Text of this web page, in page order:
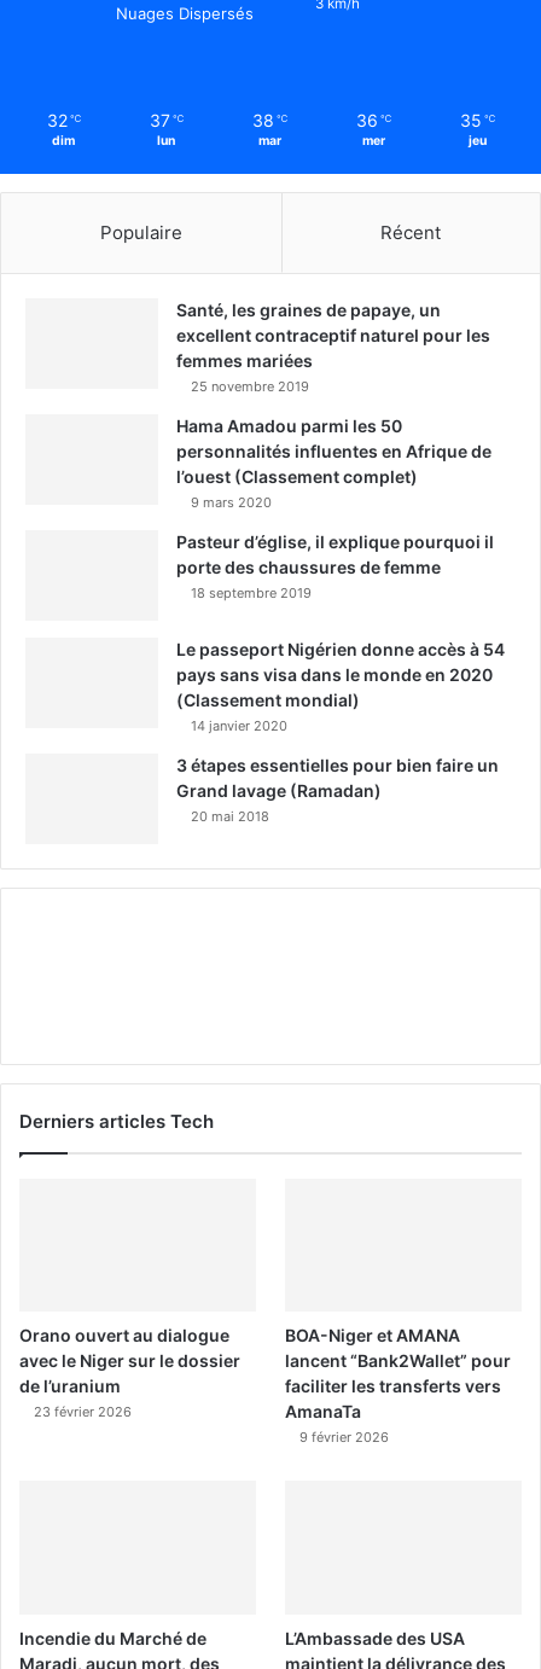
Nuages Dispersés
3 km/h
32 ℃
dim
37 ℃
lun
38 ℃
mar
36 ℃
mer
35 ℃
jeu
Populaire Récent
Santé, les graines de papaye, un
excellent contraceptif naturel pour les
femmes mariées
25 novembre 2019
Hama Amadou parmi les 50
personnalités influentes en Afrique de
l’ouest (Classement complet)
9 mars 2020
Pasteur d’église, il explique pourquoi il
porte des chaussures de femme
18 septembre 2019
Le passeport Nigérien donne accès à 54
pays sans visa dans le monde en 2020
(Classement mondial)
14 janvier 2020
3 étapes essentielles pour bien faire un
Grand lavage (Ramadan)
20 mai 2018
Derniers articles Tech
Orano ouvert au dialogue
avec le Niger sur le dossier
de l’uranium
23 février 2026
BOA-Niger et AMANA
lancent “Bank2Wallet” pour
faciliter les transferts vers
AmanaTa
9 février 2026
Incendie du Marché de
Maradi, aucun mort, des
L’Ambassade des USA
maintient la délivrance des